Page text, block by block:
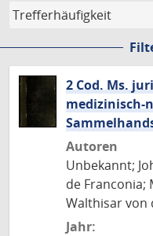
2 Cod. Ms.
Autoren
Unbekannt;
de Franconia;
Walthisar von
Jahr: